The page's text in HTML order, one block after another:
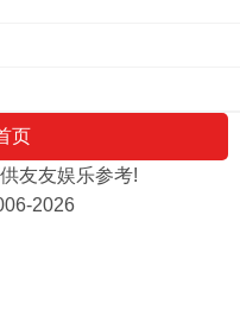
页
友友娱乐参考!
2026